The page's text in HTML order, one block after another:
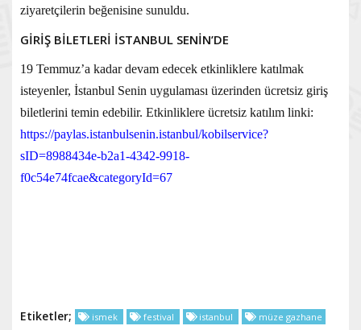
ziyaretçilerin beğenisine sunuldu.
GİRİŞ BİLETLERİ İSTANBUL SENİN’DE
19 Temmuz’a kadar devam edecek etkinliklere katılmak
isteyenler, İstanbul Senin uygulaması üzerinden ücretsiz giriş
biletlerini temin edebilir. Etkinliklere ücretsiz katılım linki:
https://paylas.istanbulsenin.istanbul/kobilservice?
sID=8988434e-b2a1-4342-9918-
f0c54e74fcae&categoryId=67
Etiketler; ismek festival istanbul müze gazhane